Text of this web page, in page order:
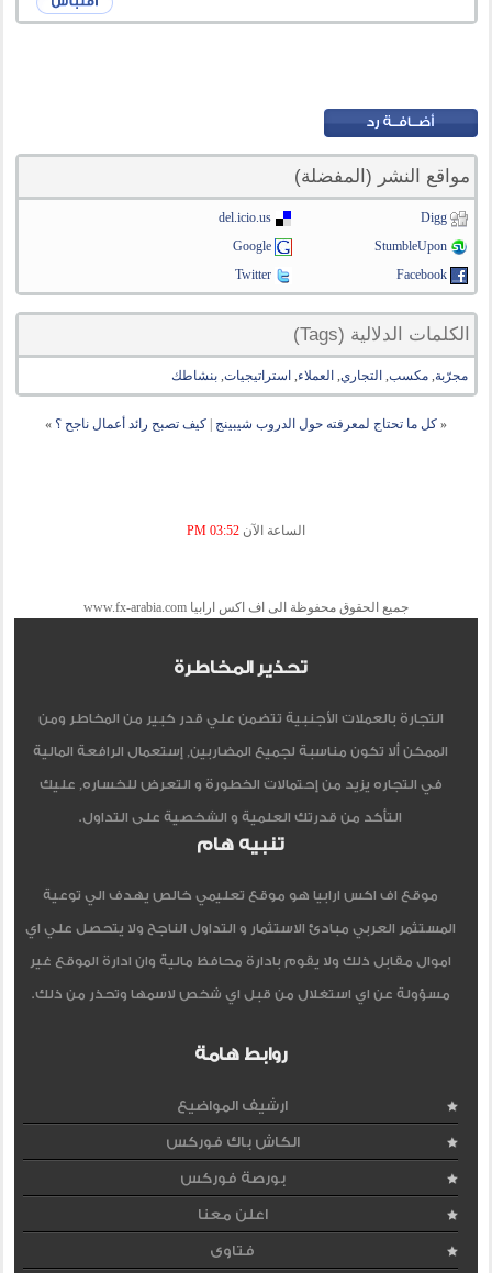
مواقع النشر (المفضلة)
Digg
del.icio.us
StumbleUpon
Google
Facebook
Twitter
الكلمات الدلالية (Tags)
مجرّبة,مكسب, التجاري, العملاء, استراتيجيات,بنشاطك
« كل ما تحتاج لمعرفته حول الدروب شيبينج كيف تصبح رائد أعمال ناجح ؟ »
الساعة الآن 03:52 PM
جميع الحقوق محفوظة الى اف اكس ارابيا www.fx-arabia.com
تحذير المخاطرة
التجارة بالعملات الأجنبية تتضمن علي قدر كبير من المخاطر ومن
الممكن ألا تكون مناسبة لجميع المضاربين, إستعمال الرافعة المالية
في التجاره يزيد من إحتمالات الخطورة و التعرض للخساره, عليك
التأكد من قدرتك العلمية و الشخصية على التداول.
تنبيه هام
موقع اف اكس ارابيا هو موقع تعليمي خالص يهدف الي توعية
المستثمر العربي مبادئ الاستثمار و التداول الناجح ولا يتحصل علي اي
اموال مقابل ذلك ولا يقوم بادارة محافظ مالية وان ادارة الموقع غير
مسؤولة عن اي استغلال من قبل اي شخص لاسمها وتحذر من ذلك.
روابط هامة
ارشيف المواضيع
الكاش باك فوركس
بورصة فوركس
اعلن معنا
فتاوى